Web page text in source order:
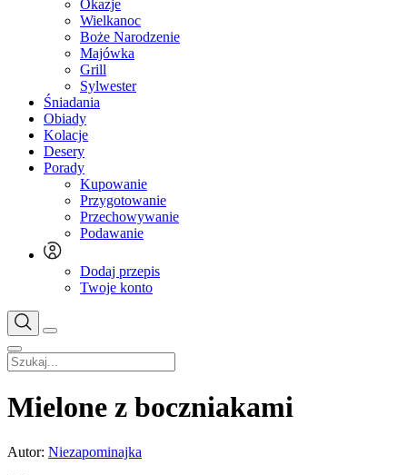
Okazje
Wielkanoc
Boże Narodzenie
Majówka
Grill
Sylwester
Śniadania
Obiady
Kolacje
Desery
Porady
Kupowanie
Przygotowanie
Przechowywanie
Podawanie
Dodaj przepis
Twoje konto
Mielone z boczniakami
Autor: Niezapominajka